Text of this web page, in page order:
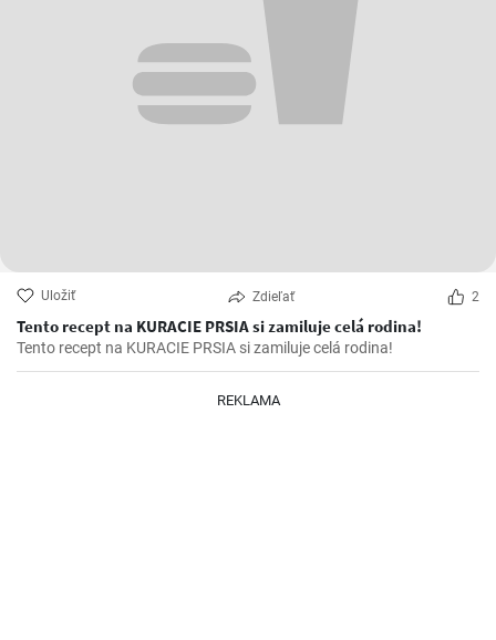
Uložiť Zdieľať 2
Tento recept na KURACIE PRSIA si zamiluje celá rodina!
Tento recept na KURACIE PRSIA si zamiluje celá rodina!
REKLAMA